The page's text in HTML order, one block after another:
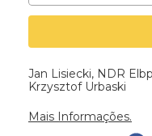
Jan Lisiecki, NDR
Krzysztof Urbaski
Mais Informações.